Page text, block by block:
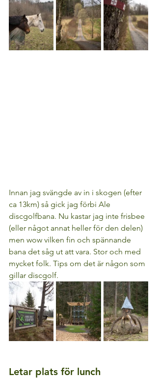
Innan jag svängde av in i skogen (efter
ca 13km) så gick jag förbi Ale
discgolfbana. Nu kastar jag inte frisbee
(eller något annat heller för den delen)
men wow vilken fin och spännande
bana det såg ut att vara. Stor och med
mycket folk. Tips om det är någon som
gillar discgolf.
Letar plats för lunch